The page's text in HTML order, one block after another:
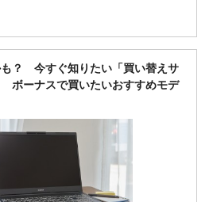
？ 今すぐ知りたい「買い替えサ
ボーナスで買いたいおすすめモデ